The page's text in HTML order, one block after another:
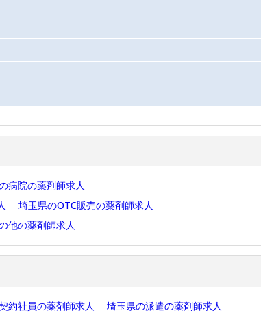
病院の薬剤師求人
埼玉県のOTC販売の薬剤師求人
他の薬剤師求人
約社員の薬剤師求人
埼玉県の派遣の薬剤師求人